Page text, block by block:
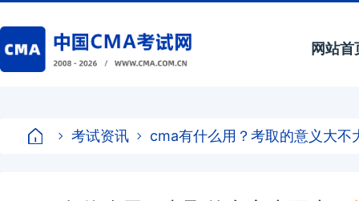
网站首
考试资讯 cma有什么用？考取的意义大不